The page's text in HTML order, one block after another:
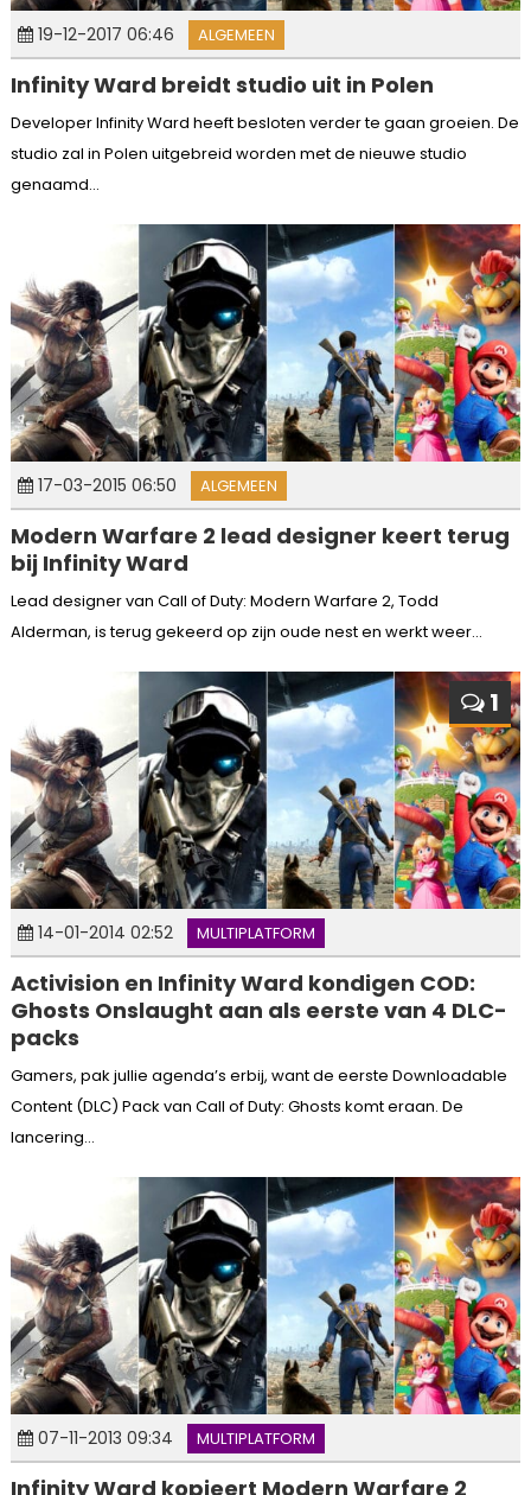
19-12-2017 06:46 ALGEMEEN
Infinity Ward breidt studio uit in Polen
Developer Infinity Ward heeft besloten verder te gaan groeien. De
studio zal in Polen uitgebreid worden met de nieuwe studio
genaamd...
17-03-2015 06:50 ALGEMEEN
Modern Warfare 2 lead designer keert terug
bij Infinity Ward
Lead designer van Call of Duty: Modern Warfare 2, Todd
Alderman, is terug gekeerd op zijn oude nest en werkt weer...
1
14-01-2014 02:52 MULTIPLATFORM
Activision en Infinity Ward kondigen COD:
Ghosts Onslaught aan als eerste van 4 DLC-
packs
Gamers, pak jullie agenda’s erbij, want de eerste Downloadable
Content (DLC) Pack van Call of Duty: Ghosts komt eraan. De
lancering...
07-11-2013 09:34 MULTIPLATFORM
Infinity Ward kopieert Modern Warfare 2